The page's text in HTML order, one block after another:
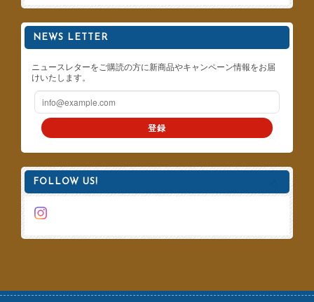
NEWS LETTER
ニュースレターをご購読の方に新商品やキャンペーン情報をお届
けいたします。
登録
FOLLOW US!